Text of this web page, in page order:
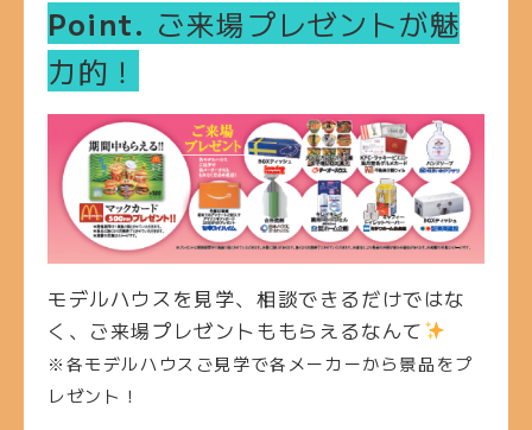
Point. ご来場プレゼントが魅
力的！
モデルハウスを見学、相談できるだけではな
く、ご来場プレゼントももらえるなんて
※各モデルハウスご見学で各メーカーから景品をプ
レゼント！